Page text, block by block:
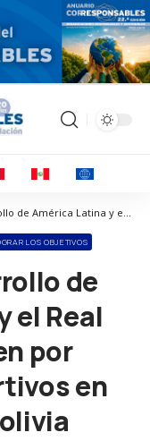
Corresponsables > Noticias > Banco de Desarrollo de América Latina y el Real Madrid se unen por proyectos deportivos en Colombia y Bolivia
LOS OBJETIVOS
de
el Real
por
en